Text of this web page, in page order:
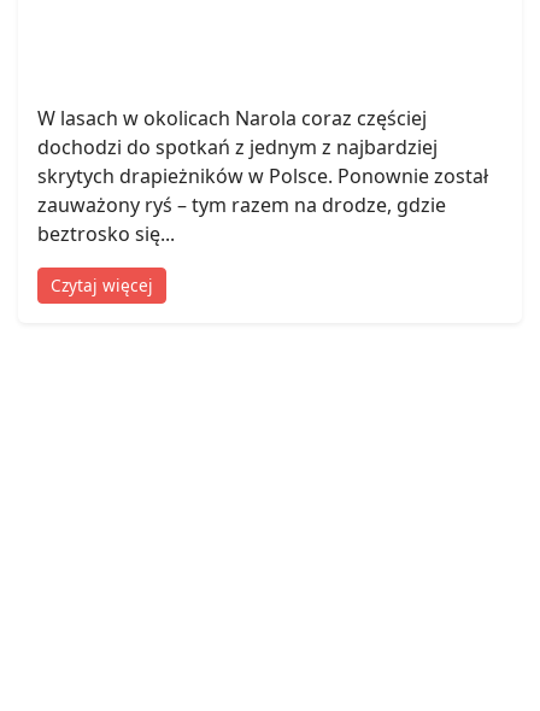
W lasach w okolicach Narola coraz częściej
dochodzi do spotkań z jednym z najbardziej
skrytych drapieżników w Polsce. Ponownie został
zauważony ryś – tym razem na drodze, gdzie
beztrosko się...
Czytaj więcej